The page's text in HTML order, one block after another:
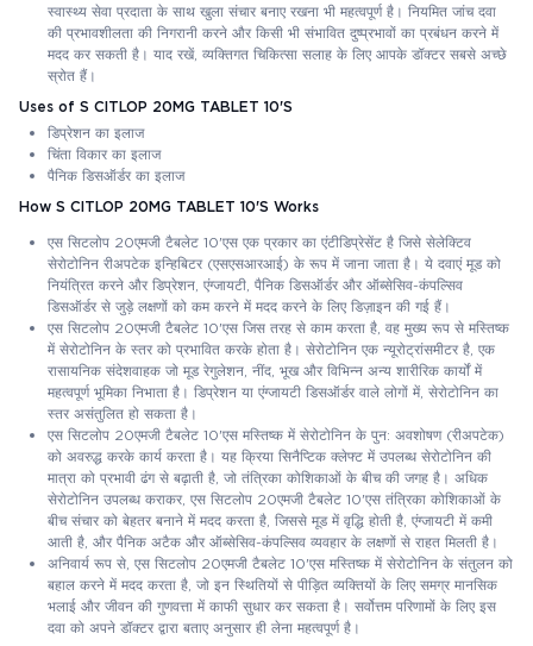
स्वास्थ्य सेवा प्रदाता के साथ खुला संचार बनाए रखना भी महत्वपूर्ण है। नियमित जांच दवा
की प्रभावशीलता की निगरानी करने और किसी भी संभावित दुष्प्रभावों का प्रबंधन करने में
मदद कर सकती है। याद रखें, व्यक्तिगत चिकित्सा सलाह के लिए आपके डॉक्टर सबसे अच्छे
स्रोत हैं।
Uses of S CITLOP 20MG TABLET 10'S
डिप्रेशन का इलाज
चिंता विकार का इलाज
पैनिक डिसऑर्डर का इलाज
How S CITLOP 20MG TABLET 10'S Works
एस सिटलोप 20एमजी टैबलेट 10'एस एक प्रकार का एंटीडिप्रेसेंट है जिसे सेलेक्टिव
सेरोटोनिन रीअपटेक इन्हिबिटर (एसएसआरआई) के रूप में जाना जाता है। ये दवाएं मूड को
नियंत्रित करने और डिप्रेशन, एंग्जायटी, पैनिक डिसऑर्डर और ऑब्सेसिव-कंपल्सिव
डिसऑर्डर से जुड़े लक्षणों को कम करने में मदद करने के लिए डिज़ाइन की गई हैं।
एस सिटलोप 20एमजी टैबलेट 10'एस जिस तरह से काम करता है, वह मुख्य रूप से मस्तिष्क
में सेरोटोनिन के स्तर को प्रभावित करके होता है। सेरोटोनिन एक न्यूरोट्रांसमीटर है, एक
रासायनिक संदेशवाहक जो मूड रेगुलेशन, नींद, भूख और विभिन्न अन्य शारीरिक कार्यों में
महत्वपूर्ण भूमिका निभाता है। डिप्रेशन या एंग्जायटी डिसऑर्डर वाले लोगों में, सेरोटोनिन का
स्तर असंतुलित हो सकता है।
एस सिटलोप 20एमजी टैबलेट 10'एस मस्तिष्क में सेरोटोनिन के पुन: अवशोषण (रीअपटेक)
को अवरुद्ध करके कार्य करता है। यह क्रिया सिनैप्टिक क्लेफ्ट में उपलब्ध सेरोटोनिन की
मात्रा को प्रभावी ढंग से बढ़ाती है, जो तंत्रिका कोशिकाओं के बीच की जगह है। अधिक
सेरोटोनिन उपलब्ध कराकर, एस सिटलोप 20एमजी टैबलेट 10'एस तंत्रिका कोशिकाओं के
बीच संचार को बेहतर बनाने में मदद करता है, जिससे मूड में वृद्धि होती है, एंग्जायटी में कमी
आती है, और पैनिक अटैक और ऑब्सेसिव-कंपल्सिव व्यवहार के लक्षणों से राहत मिलती है।
अनिवार्य रूप से, एस सिटलोप 20एमजी टैबलेट 10'एस मस्तिष्क में सेरोटोनिन के संतुलन को
बहाल करने में मदद करता है, जो इन स्थितियों से पीड़ित व्यक्तियों के लिए समग्र मानसिक
भलाई और जीवन की गुणवत्ता में काफी सुधार कर सकता है। सर्वोत्तम परिणामों के लिए इस
दवा को अपने डॉक्टर द्वारा बताए अनुसार ही लेना महत्वपूर्ण है।